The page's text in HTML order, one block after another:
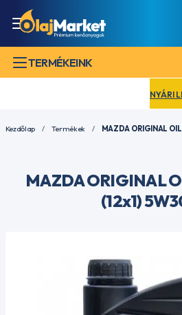
TERMÉKEINK
NYÁRI
Kezdőlap Termékek MAZDA ORIGINAL OIL
MAZDA ORIGINAL
(12x1)